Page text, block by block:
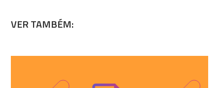
VER TAMBÉM: